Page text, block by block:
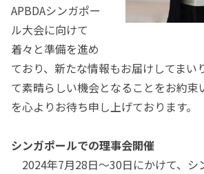
APBDAシンガポー
ル大会に向けて
着々と準備を進め
ており、新たな情報もお届けしてまい
て素晴らしい機会となることをお約束
を心よりお待ち申し上げております。
シンガポールでの理事会開催
2024年7月28日〜30日にかけて、シ